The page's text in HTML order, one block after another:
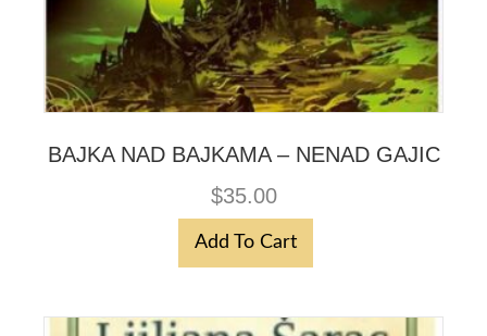
BAJKA NAD BAJKAMA – NENAD GAJIC
$35.00
Add To Cart